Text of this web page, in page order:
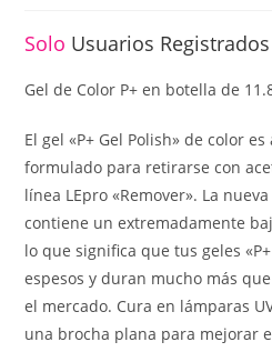
Solo Usuarios Registrados
Gel de Color P+ en botella de
El gel «P+ Gel Polish» de color
formulado para retirarse con
línea LEpro «Remover». La
contiene un extremadamente
lo que significa que tus geles
espesos y duran mucho más
el mercado. Cura en lámparas
una brocha plana para mejorar